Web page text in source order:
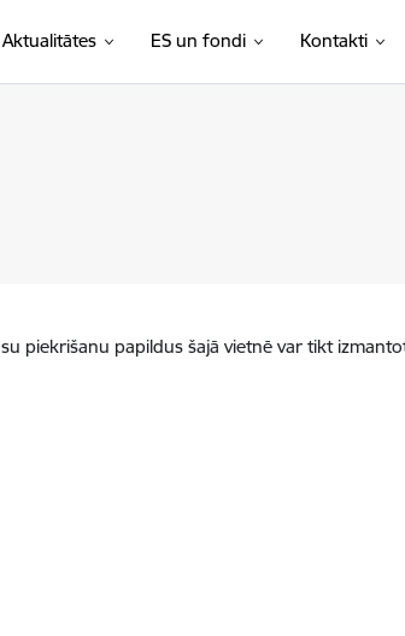
Aktualitātes ES un fondi Kontakti
piekrišanu papildus šajā vietnē var tikt